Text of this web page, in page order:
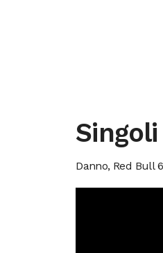
Singoli
Danno, Red Bull